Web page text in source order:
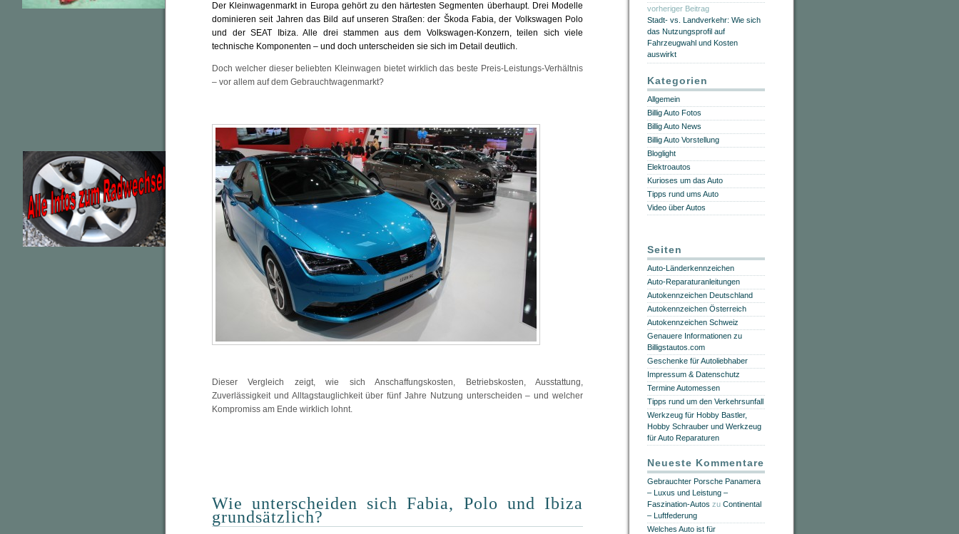
Der Kleinwagenmarkt in Europa gehört zu den härtesten Segmenten überhaupt. Drei Modelle
dominieren seit Jahren das Bild auf unseren Straßen: der Škoda Fabia, der Volkswagen Polo
und der SEAT Ibiza. Alle drei stammen aus dem Volkswagen-Konzern, teilen sich viele
technische Komponenten – und doch unterscheiden sie sich im Detail deutlich.
Doch welcher dieser beliebten Kleinwagen bietet wirklich das beste Preis-Leistungs-Verhältnis
– vor allem auf dem Gebrauchtwagenmarkt?
Dieser Vergleich zeigt, wie sich Anschaffungskosten, Betriebskosten, Ausstattung,
Zuverlässigkeit und Alltagstauglichkeit über fünf Jahre Nutzung unterscheiden – und welcher
Kompromiss am Ende wirklich lohnt.
Wie unterscheiden sich Fabia, Polo und Ibiza
grundsätzlich?
vorheriger Beitrag
Stadt- vs. Landverkehr: Wie sich
das Nutzungsprofil auf
Fahrzeugwahl und Kosten
auswirkt
Kategorien
Allgemein
Billig Auto Fotos
Billig Auto News
Billig Auto Vorstellung
Bloglight
Elektroautos
Kurioses um das Auto
Tipps rund ums Auto
Video über Autos
Seiten
Auto-Länderkennzeichen
Auto-Reparaturanleitungen
Autokennzeichen Deutschland
Autokennzeichen Österreich
Autokennzeichen Schweiz
Genauere Informationen zu
Billigstautos.com
Geschenke für Autoliebhaber
Impressum & Datenschutz
Termine Automessen
Tipps rund um den Verkehrsunfall
Werkzeug für Hobby Bastler,
Hobby Schrauber und Werkzeug
für Auto Reparaturen
Neueste Kommentare
Gebrauchter Porsche Panamera
– Luxus und Leistung –
Faszination-Autos zu Continental
– Luftfederung
Welches Auto ist für